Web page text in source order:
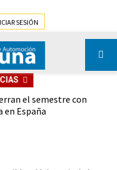
SESIÓN
el semestre con
en España